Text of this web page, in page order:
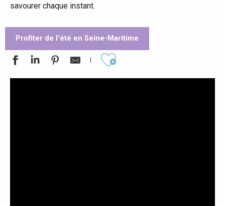
savourer chaque instant.
Profiter de l'été en Seine-Maritime
Ajouter aux favoris